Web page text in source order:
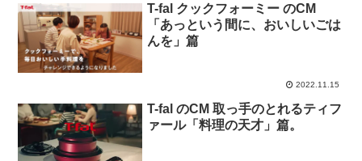
T-fal クックフォーミー のCM
「あっという間に、おいしいごは
んを」篇
2022.11.15
T-fal のCM 取っ手のとれるティフ
ァール「料理の天才」篇。